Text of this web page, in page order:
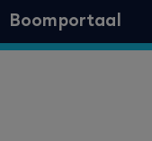
Boomportaal